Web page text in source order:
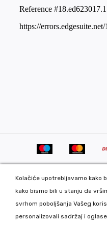
Kolačiće upotrebljavamo kako
kako bismo bili u stanju da
svrhom poboljšanja Vašeg
personalizovali sadržaj i
Copyright 2020 DekorDom